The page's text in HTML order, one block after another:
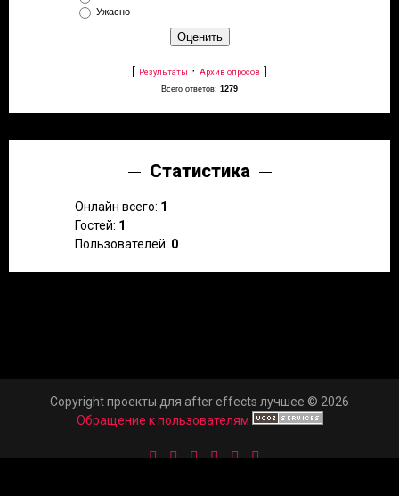
Ужасно
[ Результаты · Архив опросов ]
Всего ответов: 1279
Статистика
Онлайн всего: 1
Гостей: 1
Пользователей: 0
Copyright проекты для after effects лучшее © 2026
Обращение к пользователям